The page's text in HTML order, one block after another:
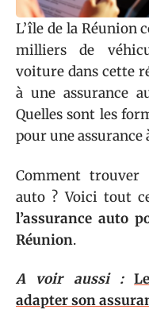
L’île de la Réunion
milliers de
voiture dans cette
à une assurance
Quelles sont les
pour une assurance
Comment trouver
auto ? Voici tout
l’assurance auto
Réunion.
A voir aussi :
adapter son